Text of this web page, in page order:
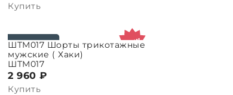
Купить
ПАРАМЕТРЫ
ШТМ017 Шорты трикотажные
мужские ( Хаки)
ШТМ017
2 960 ₽
Купить